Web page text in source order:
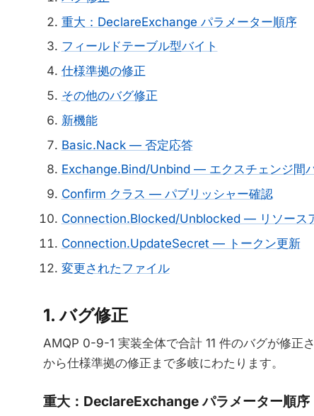
重大：DeclareExchange パラメーター順序
フィールドテーブル型バイト
仕様準拠の修正
その他のバグ修正
新機能
Basic.Nack — 否定応答
Exchange.Bind/Unbind — エクスチェンジ間
Confirm クラス — パブリッシャー確認
Connection.Blocked/Unblocked — リソース
Connection.UpdateSecret — トークン更新
変更されたファイル
1. バグ修正
AMQP 0-9-1 実装全体で合計 11 件のバグが修正
から仕様準拠の修正まで多岐にわたります。
重大：DeclareExchange パラメーター順序